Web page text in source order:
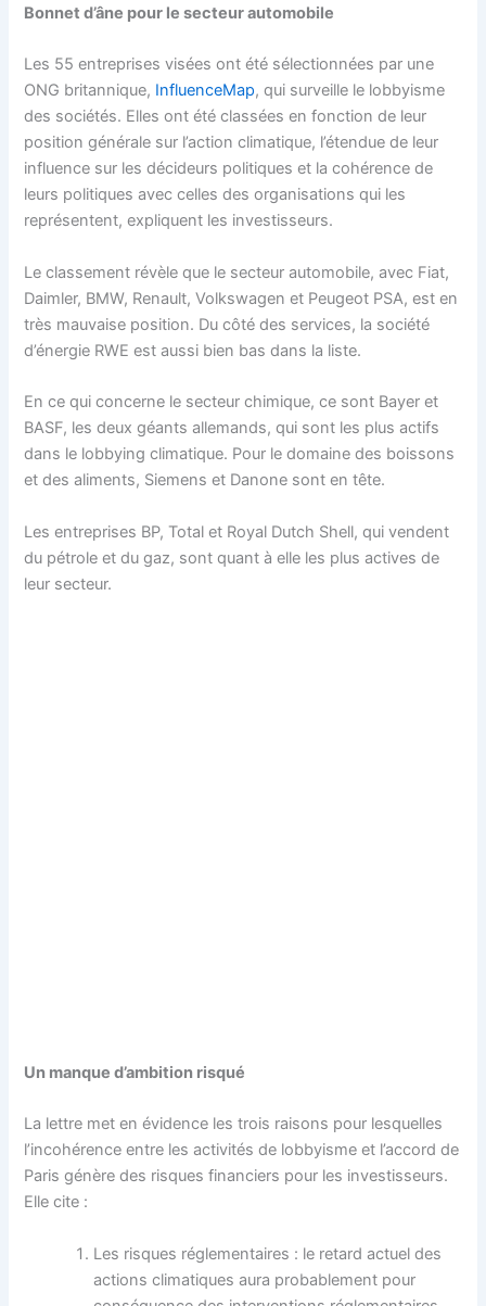
Bonnet d’âne pour le secteur automobile
Les 55 entreprises visées ont été sélectionnées par une
ONG britannique, InfluenceMap, qui surveille le lobbyisme
des sociétés. Elles ont été classées en fonction de leur
position générale sur l’action climatique, l’étendue de leur
influence sur les décideurs politiques et la cohérence de
leurs politiques avec celles des organisations qui les
représentent, expliquent les investisseurs.
Le classement révèle que le secteur automobile, avec Fiat,
Daimler, BMW, Renault, Volkswagen et Peugeot PSA, est en
très mauvaise position. Du côté des services, la société
d’énergie RWE est aussi bien bas dans la liste.
En ce qui concerne le secteur chimique, ce sont Bayer et
BASF, les deux géants allemands, qui sont les plus actifs
dans le lobbying climatique. Pour le domaine des boissons
et des aliments, Siemens et Danone sont en tête.
Les entreprises BP, Total et Royal Dutch Shell, qui vendent
du pétrole et du gaz, sont quant à elle les plus actives de
leur secteur.
Un manque d’ambition risqué
La lettre met en évidence les trois raisons pour lesquelles
l’incohérence entre les activités de lobbyisme et l’accord de
Paris génère des risques financiers pour les investisseurs.
Elle cite :
Les risques réglementaires : le retard actuel des
actions climatiques aura probablement pour